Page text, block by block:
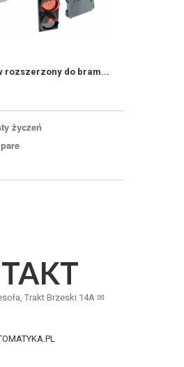
rozszerzony do bram...
życzeń
Trakt Brzeski 14A ✉